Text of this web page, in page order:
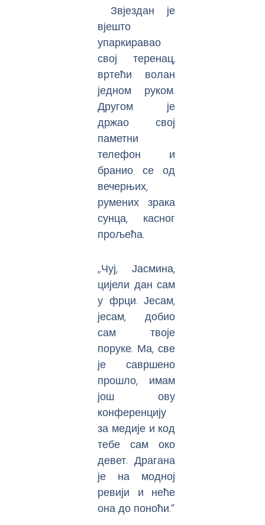
Звјездан је
вјешто
упаркиравао
свој теренац,
вртећи волан
једном руком.
Другом је
држао свој
паметни
телефон и
бранио се од
вечерњих,
румених зрака
сунца, касног
прољећа.
„Чуј, Јасмина,
цијели дан сам
у фрци. Јесам,
јесам, добио
сам твоје
поруке. Ма, све
је савршено
прошло, имам
још ову
конференцију
за медије и код
тебе сам око
девет. Драгана
је на модној
ревији и неће
она до поноћи.”